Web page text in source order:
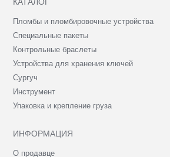
КАТАЛОГ
Пломбы и пломбировочные устройства
Специальные пакеты
Контрольные браслеты
Устройства для хранения ключей
Сургуч
Инструмент
Упаковка и крепление груза
ИНФОРМАЦИЯ
О продавце